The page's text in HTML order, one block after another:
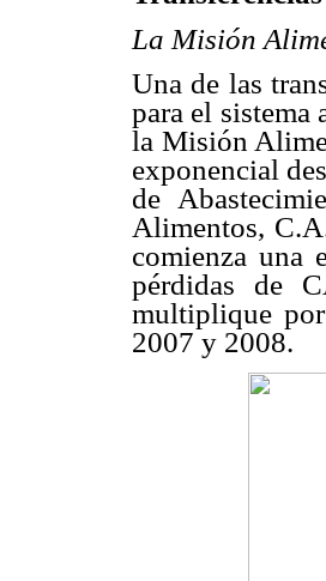
La Misión
Una de las
para el sistema
la Misión
exponencial
de
Alimentos,
comienza una
pérdidas de
multiplique
2007 y 2008.